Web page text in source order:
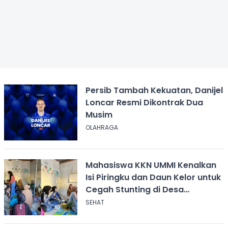
Persib Tambah Kekuatan, Danijel
Loncar Resmi Dikontrak Dua
Musim
OLAHRAGA
Mahasiswa KKN UMMI Kenalkan
Isi Piringku dan Daun Kelor untuk
Cegah Stunting di Desa
Calingcing
SEHAT